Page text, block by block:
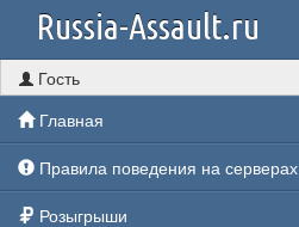
Russia-Assault.ru
Гость
Главная
Правила поведения на серверах
Розыгрыши